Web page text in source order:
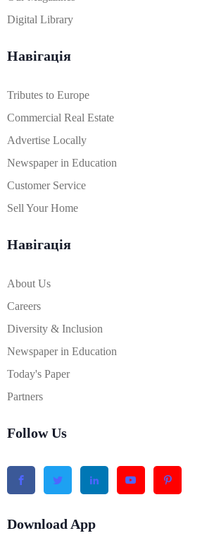
Digital Library
Навігація
Tributes to Europe
Commercial Real Estate
Advertise Locally
Newspaper in Education
Customer Service
Sell Your Home
Навігація
About Us
Careers
Diversity & Inclusion
Newspaper in Education
Today's Paper
Partners
Follow Us
Download App